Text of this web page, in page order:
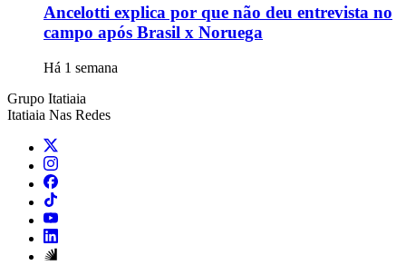
Ancelotti explica por que não deu entrevista no
campo após Brasil x Noruega
Há 1 semana
Grupo Itatiaia
Itatiaia Nas Redes